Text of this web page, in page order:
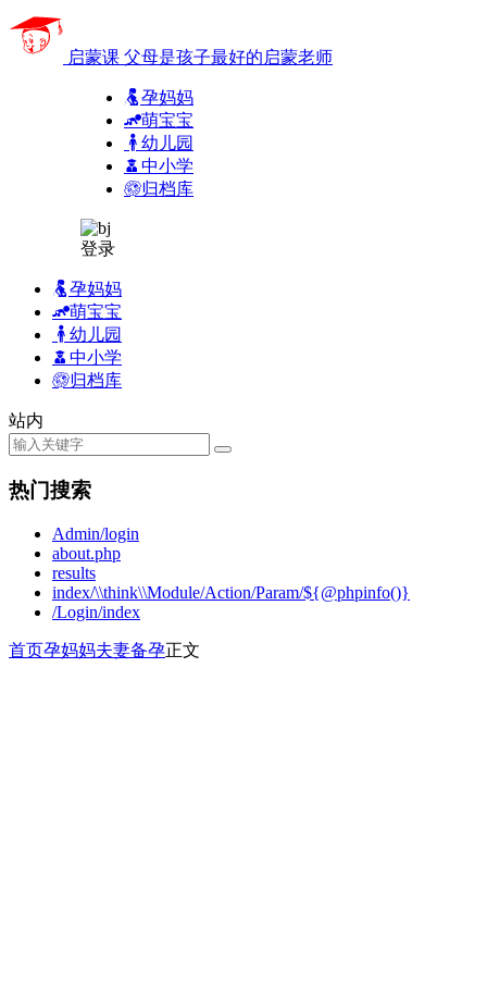
启蒙课 父母是孩子最好的启蒙老师
孕妈妈
萌宝宝
幼儿园
中小学
归档库
登录
孕妈妈
萌宝宝
幼儿园
中小学
归档库
站内
热门搜索
Admin/login
about.php
results
index/\\think\\Module/Action/Param/${@phpinfo()}
/Login/index
首页孕妈妈夫妻备孕正文